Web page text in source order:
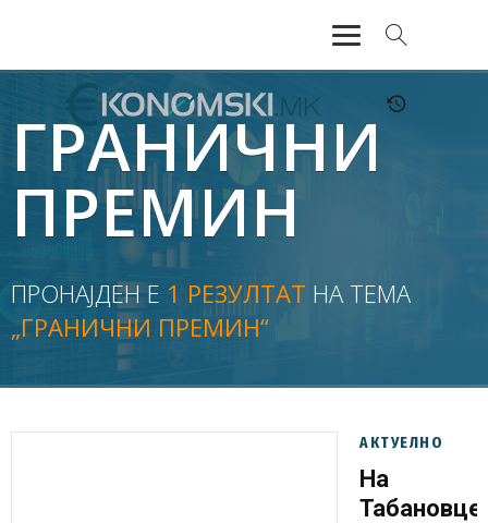
АКТУЕЛНО
ЕКОНОМИЈА
ФИНАНСИИ
БАНКАРСТВО
ЖИВОТ
МОЗАИК
ГРАНИЧНИ
ПРЕМИН
ПРОНАЈДЕН Е 1 РЕЗУЛТАТ НА ТЕМА
„ГРАНИЧНИ ПРЕМИН“
АКТУЕЛНО
На
Табановце